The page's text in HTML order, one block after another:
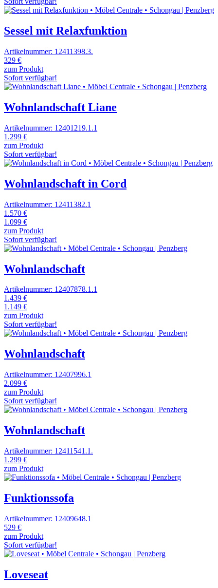
Sessel mit Relaxfunktion
Artikelnummer: 12411398.3.
329 €
zum Produkt
Sofort verfügbar!
Wohnlandschaft Liane
Artikelnummer: 12401219.1.1
1.299 €
zum Produkt
Sofort verfügbar!
Wohnlandschaft in Cord
Artikelnummer: 12411382.1
1.570 €
1.099 €
zum Produkt
Sofort verfügbar!
Wohnlandschaft
Artikelnummer: 12407878.1.1
1.439 €
1.149 €
zum Produkt
Sofort verfügbar!
Wohnlandschaft
Artikelnummer: 12407996.1
2.099 €
zum Produkt
Sofort verfügbar!
Wohnlandschaft
Artikelnummer: 12411541.1.
1.299 €
zum Produkt
Funktionssofa
Artikelnummer: 12409648.1
529 €
zum Produkt
Sofort verfügbar!
Loveseat